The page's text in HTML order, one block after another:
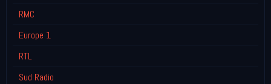
RMC
Europe 1
RTL
Sud Radio